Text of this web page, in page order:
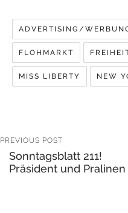
ADVERTISING/
FLOHMARKT
MISS LIBERTY NEW
PREVIOUS POST
Sonntagsblatt 211!
Präsident und Pralinen